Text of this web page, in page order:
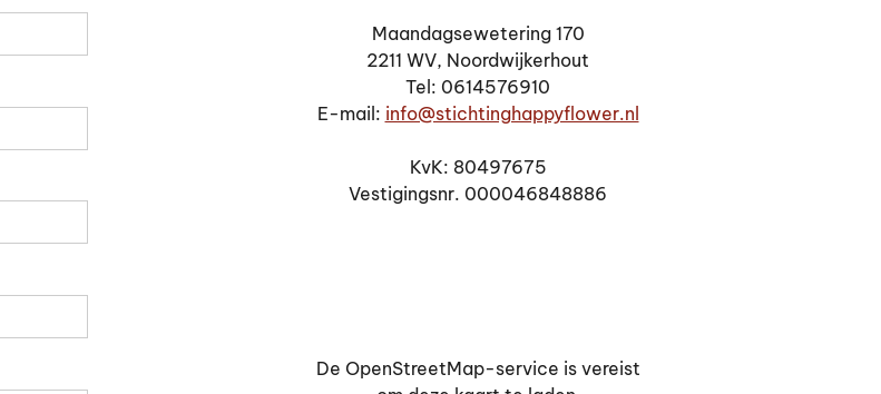
Maandagsewetering 170
2211 WV, Noordwijkerhout
Tel: 0614576910
E-mail: info@stichtinghappyflower.nl
KvK: 80497675
Vestigingsnr. 000046848886
De OpenStreetMap-service is vereist